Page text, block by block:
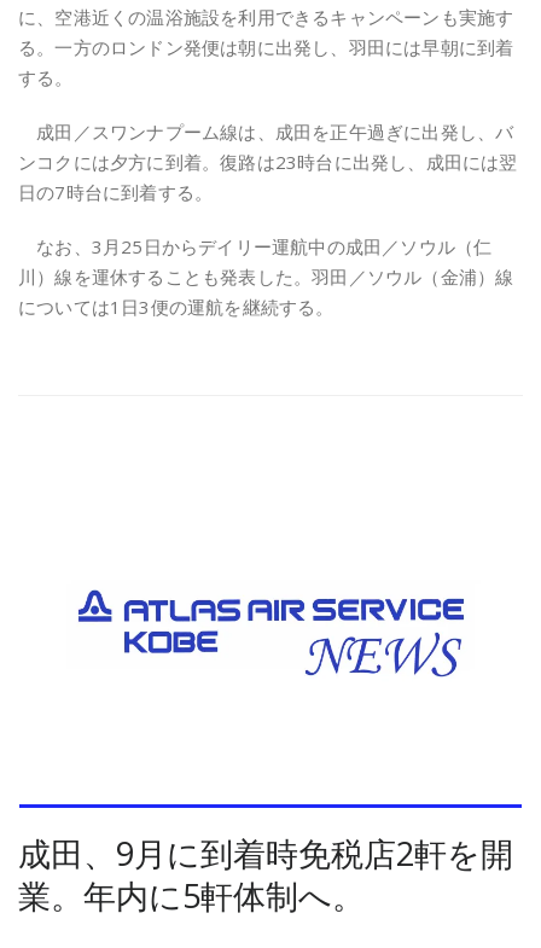
に、空港近くの温浴施設を利用できるキャンペーンも実施す
る。一方のロンドン発便は朝に出発し、羽田には早朝に到着
する。
成田／スワンナプーム線は、成田を正午過ぎに出発し、バ
ンコクには夕方に到着。復路は23時台に出発し、成田には翌
日の7時台に到着する。
なお、 3 月 25 日からデイリー運航中の成田／ソウル（仁
川）線を運休することも発表した。羽田／ソウル（金浦）線
については1 日3便の運航を継続する。
成田、9月に到着時免税店2軒を開
業。年内に5軒体制へ。